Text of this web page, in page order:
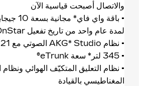
والاتصال أصبحت قياسية الآن
• باقة واي
لمدة عام واحد من تاريخ تفعيل OnStar®*
• نظام AKG* Studio الصوتي مع 21 مكبر صوت
• 345 لتر* سعة eTrunk®
• نظام التعليق المتكيّف الهوائي ونظام
المغناطيسي بالقيادة